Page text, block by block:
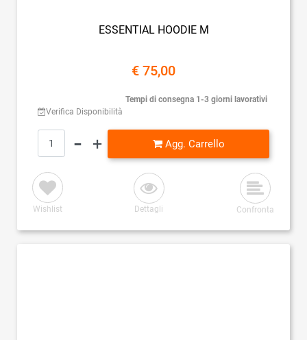
ESSENTIAL HOODIE M
€ 75,00
Verifica Disponibilità
Tempi di consegna 1-3 giorni lavorativi
Quantità
Agg. Carrello
Wishlist Dettagli Confronta